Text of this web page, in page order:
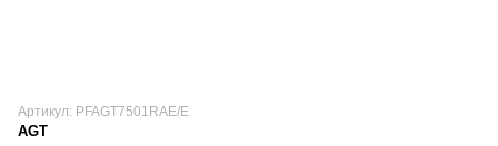
Артикул: PFAGT7501RAE/E
AGT